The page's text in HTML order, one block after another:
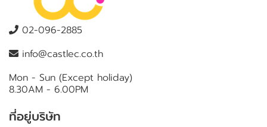
02-096-2885
info@castlec.co.th
Mon - Sun (Except holiday)
8.30AM - 6.00PM
ที่อยู่บริษัท